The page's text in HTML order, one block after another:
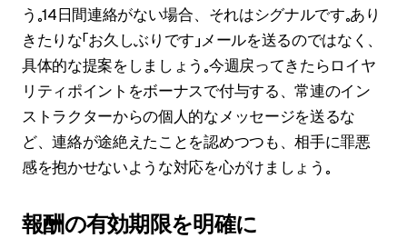
う。14日間連絡がない場合、それはシグナルです。あり
きたりな「お久しぶりです」メールを送るのではなく、
具体的な提案をしましょう。今週戻ってきたらロイヤ
リティポイントをボーナスで付与する、常連のイン
ストラクターからの個人的なメッセージを送るな
ど、連絡が途絶えたことを認めつつも、相手に罪悪
感を抱かせないような対応を心がけましょう。
報酬の有効期限を明確に